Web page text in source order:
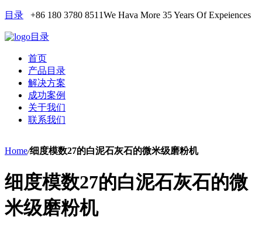
目录 +86 180 3780 8511We Hava More 35 Years Of Expeiences
目录
首页
产品目录
解决方案
成功案例
关于我们
联系我们
Home/细度模数27的白泥石灰石的微米级磨粉机
细度模数27的白泥石灰石的微
米级磨粉机